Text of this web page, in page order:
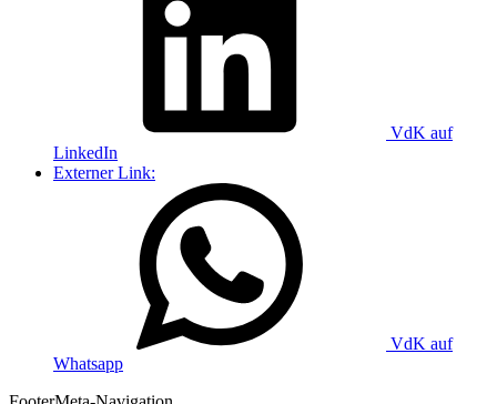
VdK auf
LinkedIn
Externer Link:
VdK auf
Whatsapp